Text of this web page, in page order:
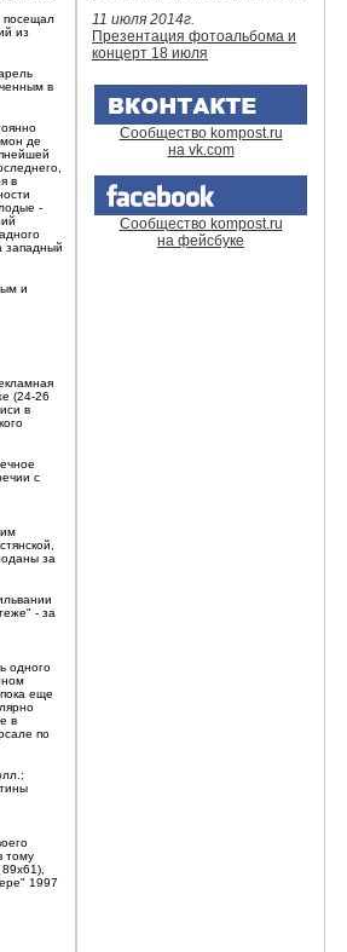
посещал
из
в
де
в
-
западный
и
(24-26
в
с
за
- за
одного
еще
в
по
тому
1997
11 июля 2014г.
Презентация фотоальбома и
концерт 18 июля
Сообщество kompost.ru
на vk.com
Сообщество kompost.ru
на фейсбуке